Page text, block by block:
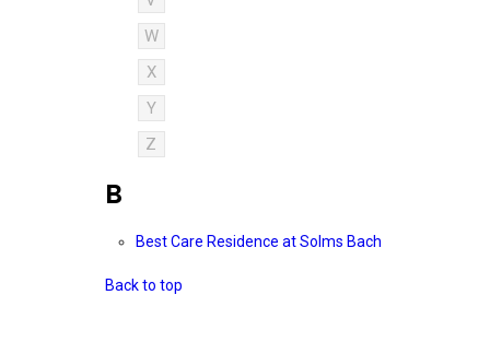
W
X
Y
Z
B
Best Care Residence at Solms Bach
Back to top